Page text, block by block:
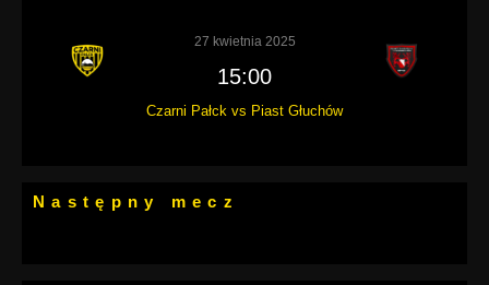
27 kwietnia 2025
15:00
Czarni Pałck vs Piast Głuchów
Następny mecz